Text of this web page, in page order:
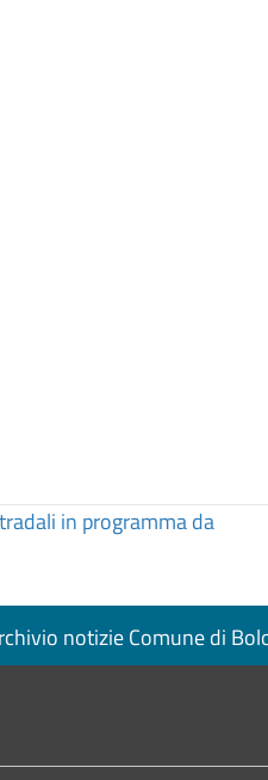
in programma da
notizie Comune di